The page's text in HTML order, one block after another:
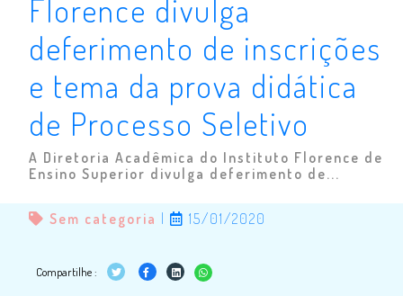
Florence divulga
deferimento de inscrições
e tema da prova didática
de Processo Seletivo
A Diretoria Acadêmica do Instituto Florence de
Ensino Superior divulga deferimento de...
Sem categoria 15/01/2020
Compartilhe :